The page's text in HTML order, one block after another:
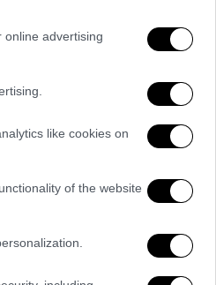
online advertising
like cookies on
of the website
να
οδηγό-
στα
να